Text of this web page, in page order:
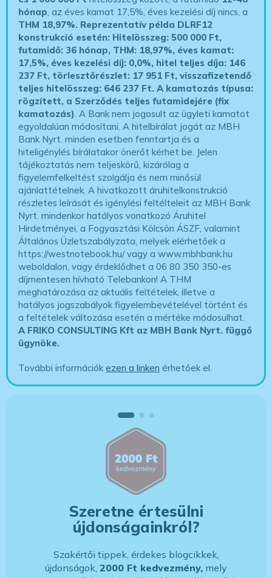
hónap, az éves kamat 17,5%, éves kezelési díj nincs, a
THM 18,97%. Reprezentatív példa DLRF12
konstrukció esetén: Hitelösszeg: 500 000 Ft,
futamidő: 36 hónap, THM: 18,97%, éves kamat:
17,5%, éves kezelési díj: 0,0%, hitel teljes díja: 146
237 Ft, törlesztőrészlet: 17 951 Ft, visszafizetendő
teljes hitelösszeg: 646 237 Ft.A kamatozás típusa:
rögzített, a Szerződés teljes futamidejére (fix
kamatozás). A Bank nem jogosult az ügyleti kamatot
egyoldalúan módosítani. A hitelbírálat jogát az MBH
Bank Nyrt. minden esetben fenntartja és a
hiteligénylés bírálatakor önerőt kérhet be. Jelen
tájékoztatás nem teljeskörű, kizárólag a
figyelemfelkeltést szolgálja és nem minősül
ajánlattételnek. A hivatkozott áruhitelkonstrukció
részletes leírását és igénylési feltélteleit az MBH Bank
Nyrt. mindenkor hatályos vonatkozó Áruhitel
Hirdetményei, a Fogyasztási Kölcsön ÁSZF, valamint
Általános Üzletszabályzata, melyek elérhetőek a
https://westnotebook.hu/vagy a www.mbhbank.hu
weboldalon, vagy érdeklődhet a 06 80 350 350-es
díjmentesen hívható Telebankon! A THM
meghatározása az aktuális feltételek, illetve a
hatályos jogszabályok figyelembevételével történt és
a feltételek változása esetén a mértéke módosulhat.
A FRIKO CONSULTING Kft az MBH Bank Nyrt. függő
ügynöke.
További információkezen a linken érhetőek el.
Szeretne értesülni
újdonságainkról?
Szakértői tippek, érdekes blogcikkek,
újdonságok, 2000 Ft kedvezmény, mely